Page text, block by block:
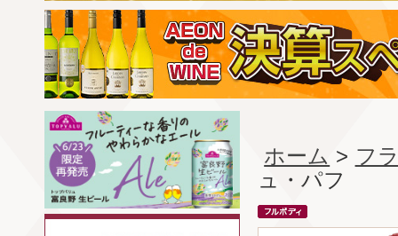
ホーム > フ
ュ・パフ